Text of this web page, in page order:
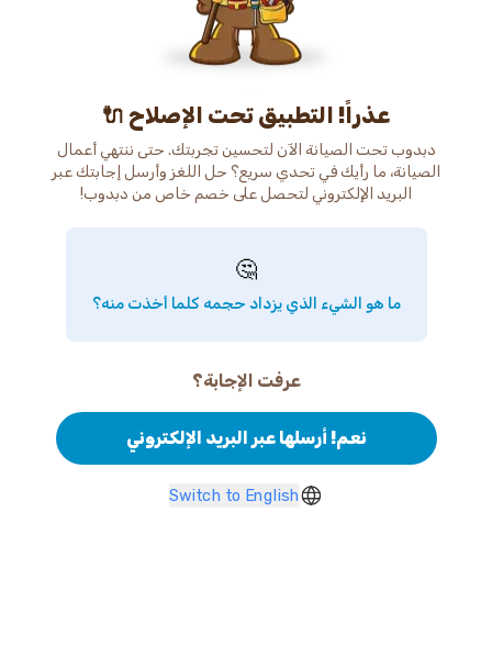
عذراً! التطبيق تحت الإصلاح 🔌
دبدوب تحت الصيانة الآن لتحسين تجربتك. حتى ننتهي أعمال
الصيانة، ما رأيك في تحدي سريع؟ حل اللغز وأرسل إجابتك عبر
البريد الإلكتروني لتحصل على خصم خاص من دبدوب!
🤔
ما هو الشيء الذي يزداد حجمه كلما أخذت منه؟
عرفت الإجابة؟
نعم! أرسلها عبر البريد الإلكتروني
Switch to English